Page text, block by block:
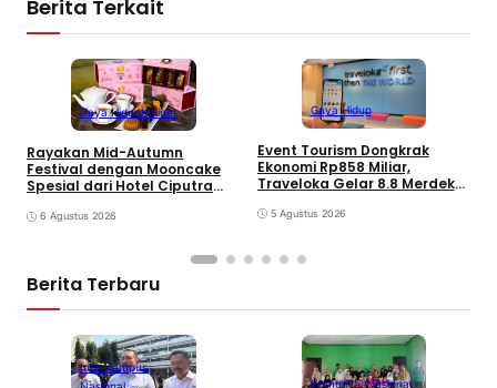
Berita Terkait
Gaya HidupKuliner
Rayakan Mid-Autumn
Festival dengan Mooncake
Spesial dari Hotel Ciputra
6 Agustus 2026
Gaya Hidup
Event Tourism Dongkrak
Ekonomi Rp858 Miliar,
Traveloka Gelar 8.8 Merdeka
5 Agustus 2026
Berita Terbaru
Info Kampus
KomunitasNasional